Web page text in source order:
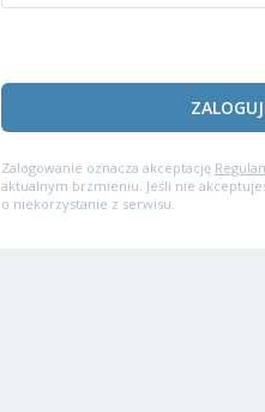
Zalogowanie oznacza akceptację
aktualnym brzmieniu. Jeśli nie
o niekorzystanie z serwisu.